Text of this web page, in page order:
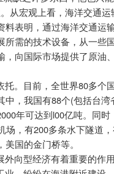
从宏观上看，海洋交通运
料表明，通过海洋交通运
需的技术设备，从一些
向国际市场提供了原油
托。目前，全世界80多个
中，我国有88个(包括台湾
年可达到 l00亿吨。同时
场，有200多条水下隧道
国的金门桥等。
向型经济有着重要的作